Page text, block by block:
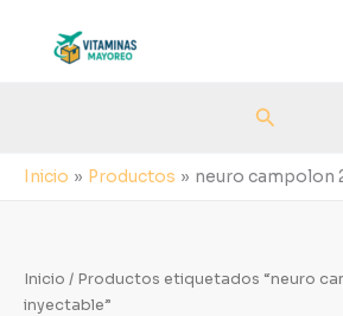
contenido
Buscar
Inicio Productos neuro campolon
Inicio / Productos etiquetados “neuro
inyectable”